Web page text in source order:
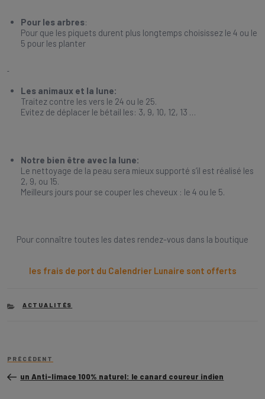
Pour les arbres:
Pour que les piquets durent plus longtemps choisissez le 4 ou le
5 pour les planter
Les animaux et la lune:
Traitez contre les vers le 24 ou le 25.
Evitez de déplacer le bétail les: 3, 9, 10, 12, 13 …
Notre bien être avec la lune:
Le nettoyage de la peau sera mieux supporté s’il est réalisé les
2, 9, ou 15.
Meilleurs jours pour se couper les cheveux : le 4 ou le 5.
Pour connaître toutes les dates rendez-vous dans la boutique
les frais de port du Calendrier Lunaire sont offerts
CATEGORIES
ACTUALITÉS
de
l’article
Article
PRÉCÉDENT
un Anti-limace 100% naturel: le canard coureur indien